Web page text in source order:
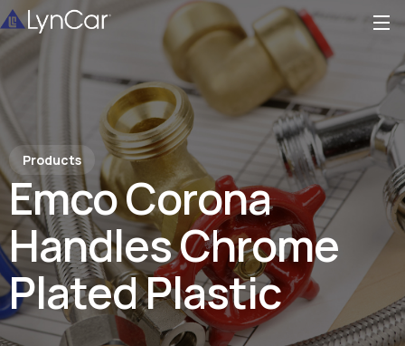
Products
Emco Corona
Handles Chrome
Plated Plastic